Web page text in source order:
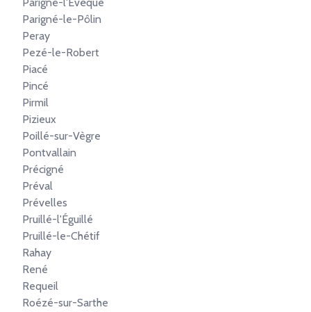
Parigné-le-Pôlin
Peray
Pezé-le-Robert
Piacé
Pincé
Pirmil
Pizieux
Poillé-sur-Vègre
Pontvallain
Précigné
Préval
Prévelles
Pruillé-l'Éguillé
Pruillé-le-Chétif
Rahay
René
Requeil
Roézé-sur-Sarthe